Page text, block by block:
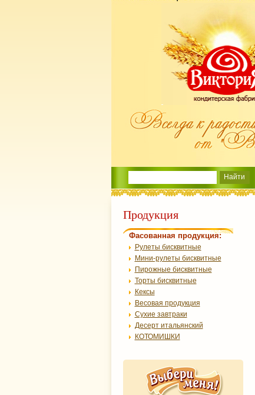
Продукция
Фасованная продукция:
Рулеты бисквитные
Мини-рулеты бисквитные
Пирожные бисквитные
Торты бисквитные
Кексы
Весовая продукция
Сухие завтраки
Десерт итальянский
КОТОМИШКИ